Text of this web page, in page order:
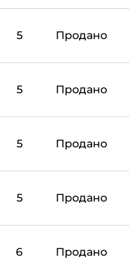
5 Продано
5 Продано
5 Продано
5 Продано
6 Продано